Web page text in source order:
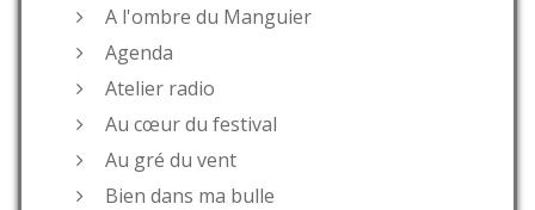
A l'ombre du Manguier
Agenda
Atelier radio
Au cœur du festival
Au gré du vent
Bien dans ma bulle